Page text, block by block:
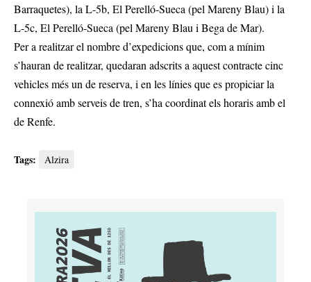
Barraquetes), la L-5b, El Perelló-Sueca (pel Mareny Blau) i la
L-5c, El Perelló-Sueca (pel Mareny Blau i Bega de Mar).
Per a realitzar el nombre d’expedicions que, com a mínim
s’hauran de realitzar, quedaran adscrits a aquest contracte cinc
vehicles més un de reserva, i en les línies que es propiciar la
connexió amb serveis de tren, s’ha coordinat els horaris amb el
de Renfe.
Tags: Alzira